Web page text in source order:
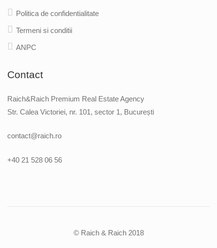
Politica de confidentialitate
Termeni si conditii
ANPC
Contact
Raich&Raich Premium Real Estate Agency
Str. Calea Victoriei, nr. 101, sector 1, București
contact@raich.ro
+40 21 528 06 56
© Raich & Raich 2018